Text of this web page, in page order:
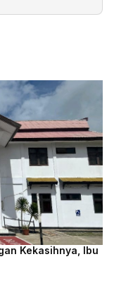
Kekasihnya, Ibu